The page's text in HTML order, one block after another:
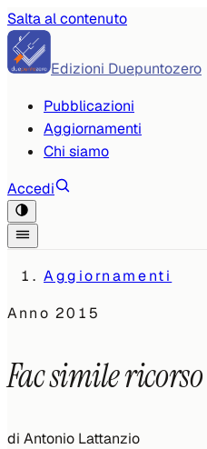
Salta al contenuto
Edizioni Duepuntozero
Pubblicazioni
Aggiornamenti
Chi siamo
Accedi
Aggiornamenti
Anno2015
Fac simile
di Antonio Lattanzio